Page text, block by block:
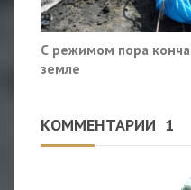
С режимом пора
земле
КОММЕНТАРИИ 1